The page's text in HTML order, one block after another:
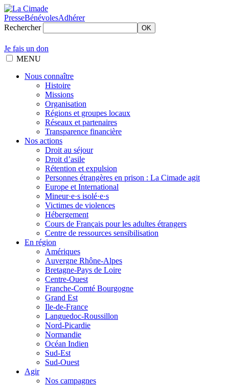
PresseBénévolesAdhérer
Rechercher
OK
Je fais un don
MENU
Nous connaître
Histoire
Missions
Organisation
Régions et groupes locaux
Réseaux et partenaires
Transparence financière
Nos actions
Droit au séjour
Droit d’asile
Rétention et expulsion
Personnes étrangères en prison : La Cimade agit
Europe et International
Mineur·e·s isolé·e·s
Victimes de violences
Hébergement
Cours de Français pour les adultes étrangers
Centre de ressources sensibilisation
En région
Amériques
Auvergne Rhône-Alpes
Bretagne-Pays de Loire
Centre-Ouest
Franche-Comté Bourgogne
Grand Est
Ile-de-France
Languedoc-Roussillon
Nord-Picardie
Normandie
Océan Indien
Sud-Est
Sud-Ouest
Agir
Nos campagnes